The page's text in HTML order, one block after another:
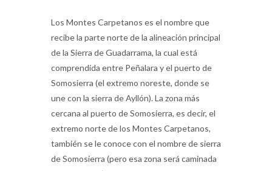
Los Montes Carpetanos es el nombre que
recibe la parte norte de la alineación principal
de la Sierra de Guadarrama, la cual está
comprendida entre Peñalara y el puerto de
Somosierra (el extremo noreste, donde se
une con la sierra de Ayllón). La zona más
cercana al puerto de Somosierra, es decir, el
extremo norte de los Montes Carpetanos,
también se le conoce con el nombre de sierra
de Somosierra (pero esa zona será caminada